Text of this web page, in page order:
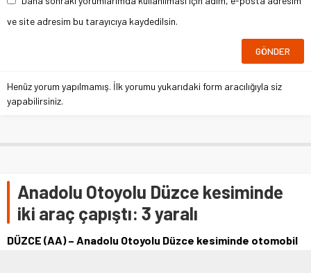
ve site adresim bu tarayıcıya kaydedilsin.
Henüz yorum yapılmamış. İlk yorumu yukarıdaki form aracılığıyla siz
yapabilirsiniz.
Anadolu Otoyolu Düzce kesiminde
iki araç çapıştı: 3 yaralı
DÜZCE (AA) – Anadolu Otoyolu Düzce kesiminde otomobil